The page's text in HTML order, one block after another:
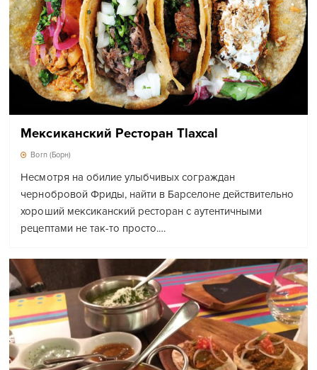
Мексиканский Ресторан Tlaxcal
Born (Борн)
Несмотря на обилие улыбчивых сограждан
чернобровой Фриды, найти в Барселоне действительно
хороший мексиканский ресторан с аутентичными
рецептами не так-то просто.…